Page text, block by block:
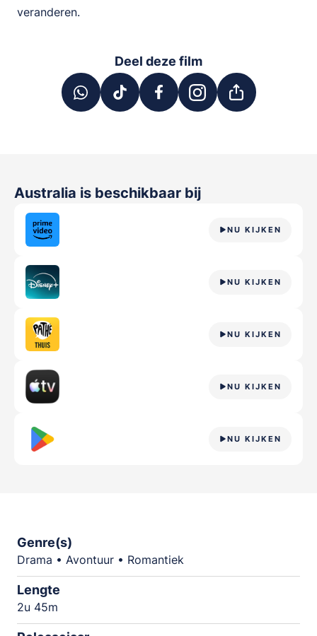
veranderen.
Deel deze film
Australia is beschikbaar bij
NU KIJKEN
NU KIJKEN
NU KIJKEN
NU KIJKEN
NU KIJKEN
Genre(s)
Drama • Avontuur • Romantiek
Lengte
2u 45m